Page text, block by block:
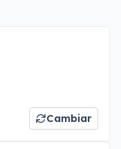
Cambiar